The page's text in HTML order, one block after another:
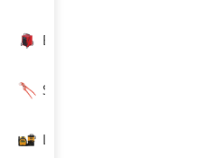
Echipamente încălzire
Scule de mână
Laser și măsurare